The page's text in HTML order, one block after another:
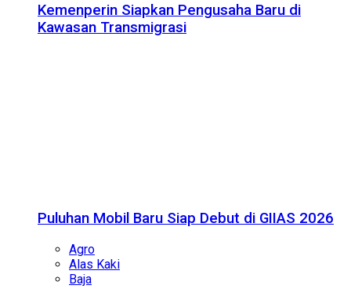
Kemenperin Siapkan Pengusaha Baru di
Kawasan Transmigrasi
Puluhan Mobil Baru Siap Debut di GIIAS 2026
Agro
Alas Kaki
Baja